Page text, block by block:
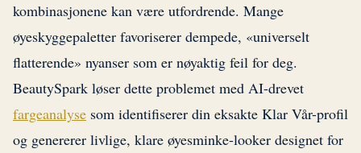
kombinasjonene kan være utfordrende. Mange
øyeskyggepaletter favoriserer dempede, «universelt
flatterende» nyanser som er nøyaktig feil for deg.
BeautySpark løser dette problemet med AI-drevet
fargeanalyse som identifiserer din eksakte Klar Vår-profil
og genererer livlige, klare øyesminke-looker designet for